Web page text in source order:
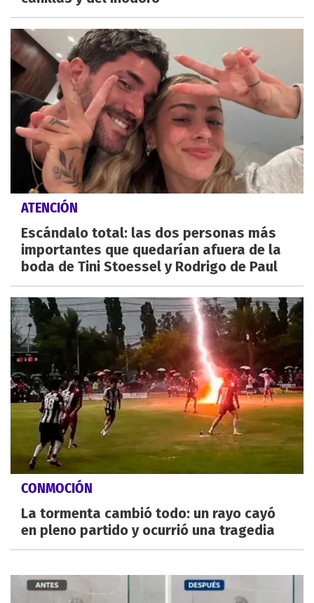
ATENCIÓN
Escándalo total: las dos personas más
importantes que quedarían afuera de la
boda de Tini Stoessel y Rodrigo de Paul
CONMOCIÓN
La tormenta cambió todo: un rayo cayó
en pleno partido y ocurrió una tragedia